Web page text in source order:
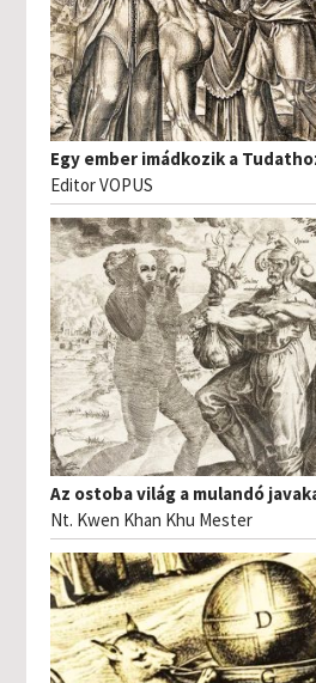
Egy ember imádkozik a
Editor VOPUS
Az ostoba világ a mulandó
Nt. Kwen Khan Khu Mester